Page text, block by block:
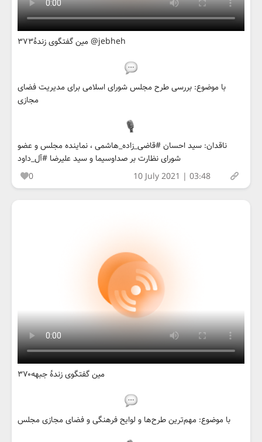
۳۷۳مین گفتگوی زندهٔ @jebheh
با موضوع: بررسی طرح مجلس شورای اسلامی برای مدیریت فضای
مجازی
ناقدان: سید احسان #قاضی_زاده_هاشمی ، نماینده مجلس و عضو
شورای نظارت بر صداوسیما و سید علیرضا #آل_داود
0
10 July 2021 | 03:48
۳۷۰مین گفتگوی زندهٔ جبهه
با موضوع: مهم‌ترین طرح‌ها و لوایح فرهنگی و فضای مجازی مجلس